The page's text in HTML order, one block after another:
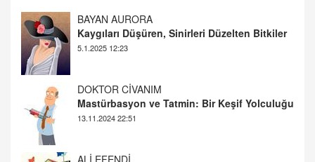
DOKTOR CİVANIM
Mastürbasyon ve Tatmin: Bir Keşif Yolculuğu
13.11.2024 22:51
ALİ EFENDİ
Adana At Yarışı Tahminleri | 21 Aralık
Cumartesi
TUTKUNUN PERİSİ